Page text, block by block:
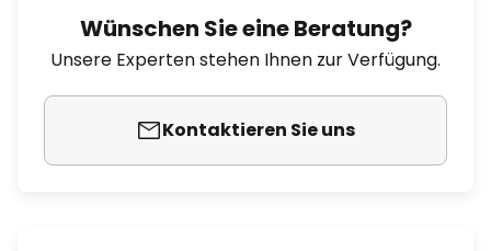
Wünschen Sie eine Beratung?
Unsere Experten stehen Ihnen zur Verfügung.
Kontaktieren Sie uns